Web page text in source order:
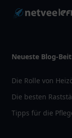
Neueste Blog-
Die Rolle von
Die besten
Tipps für die